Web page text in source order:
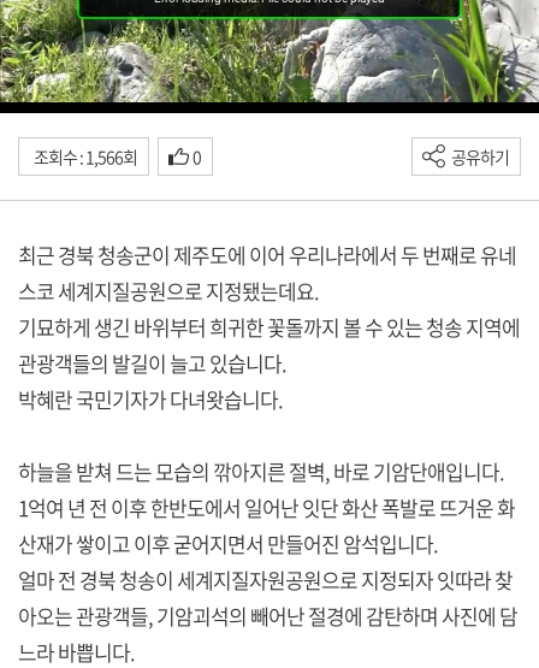
조회수 : 1,566회 0 공유하기
최근 경북 청송군이 제주도에 이어 우리나라에서 두 번째로 유네
스코 세계지질공원으로 지정됐는데요.
기묘하게 생긴 바위부터 희귀한 꽃돌까지 볼 수 있는 청송 지역에
관광객들의 발길이 늘고 있습니다.
박혜란 국민기자가 다녀왓습니다.
하늘을 받쳐 드는 모습의 깎아지른 절벽, 바로 기암단애입니다.
1억여 년 전 이후 한반도에서 일어난 잇단 화산 폭발로 뜨거운 화
산재가 쌓이고 이후 굳어지면서 만들어진 암석입니다.
얼마 전 경북 청송이 세계지질자원공원으로 지정되자 잇따라 찾
아오는 관광객들, 기암괴석의 빼어난 절경에 감탄하며 사진에 담
느라 바쁩니다.